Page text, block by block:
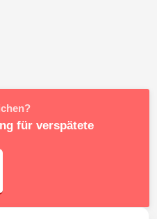
für verspätete